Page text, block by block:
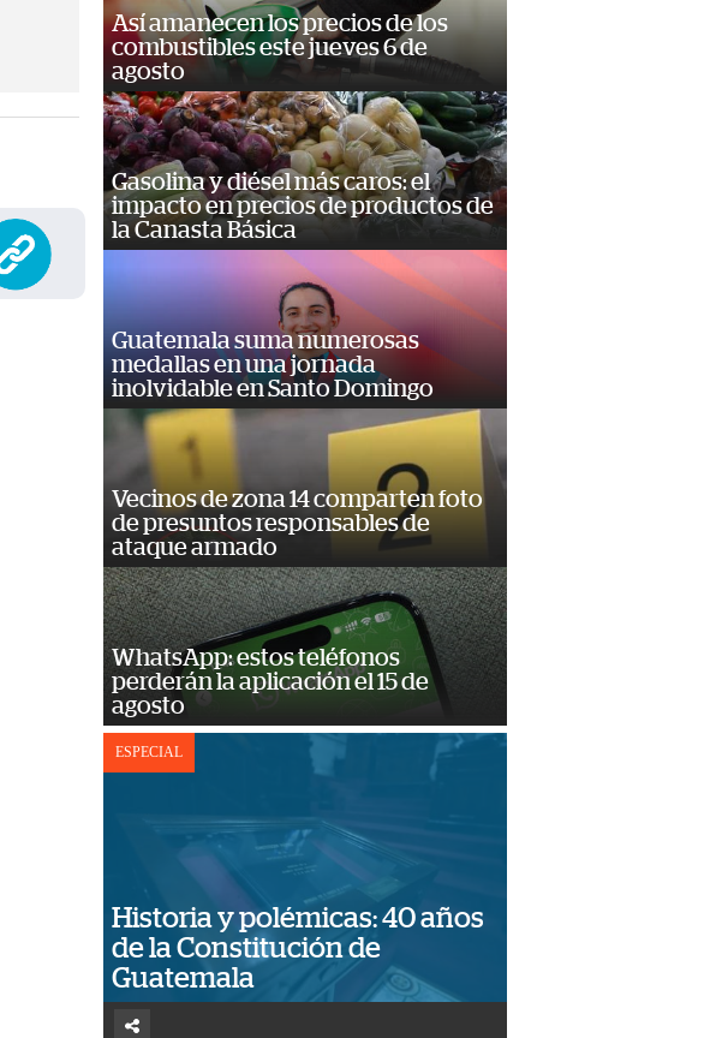
Así amanecen los precios de los
combustibles este jueves 6 de
agosto
Gasolina y diésel más caros: el
impacto en precios de productos de
la Canasta Básica
Guatemala suma numerosas
medallas en una jornada
inolvidable en Santo Domingo
Vecinos de zona 14 comparten foto
de presuntos responsables de
ataque armado
WhatsApp: estos teléfonos
perderán la aplicación el 15 de
agosto
ESPECIAL
Historia y polémicas: 40 años
de la Constitución de
Guatemala